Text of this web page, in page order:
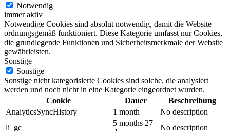
Notwendig
immer aktiv
Notwendige Cookies sind absolut notwendig, damit die Website
ordnungsgemäß funktioniert. Diese Kategorie umfasst nur Cookies,
die grundlegende Funktionen und Sicherheitsmerkmale der Website
gewährleisten.
Sonstige
Sonstige
Sonstige nicht kategorisierte Cookies sind solche, die analysiert
werden und noch nicht in eine Kategorie eingeordnet wurden.
Cookie
Dauer
Beschreibung
AnalyticsSyncHistory
1 month
No description
li_gc
5 months 27
No description